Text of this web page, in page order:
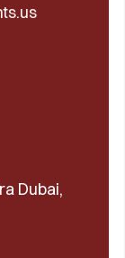
Dubai,